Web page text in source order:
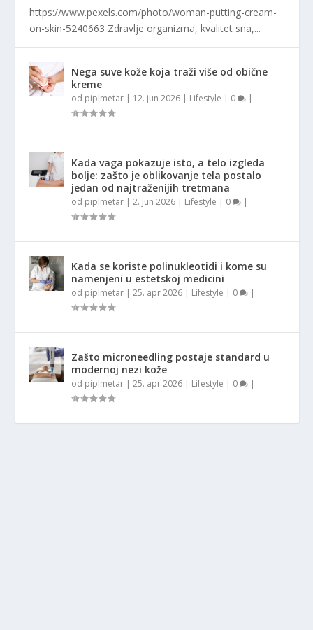
https://www.pexels.com/photo/woman-putting-cream-
on-skin-5240663 Zdravlje organizma, kvalitet sna,...
Nega suve kože koja traži više od obične
kreme
od piplmetar | 12. jun 2026 | Lifestyle | 0 |
Kada vaga pokazuje isto, a telo izgleda
bolje: zašto je oblikovanje tela postalo
jedan od najtraženijih tretmana
od piplmetar |2. jun 2026 | Lifestyle | 0 |
Kada se koriste polinukleotidi i kome su
namenjeni u estetskoj medicini
od piplmetar |25. apr 2026 | Lifestyle | 0 |
Zašto microneedling postaje standard u
modernoj nezi kože
od piplmetar |25. apr 2026 | Lifestyle | 0 |